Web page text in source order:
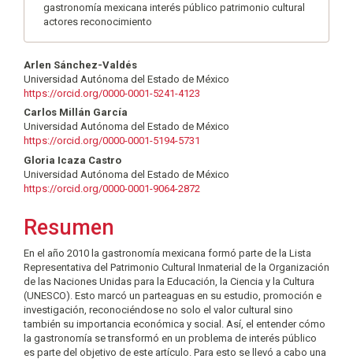
gastronomía mexicana interés público patrimonio cultural
actores reconocimiento
Contenido
principal
del
artículo
Arlen Sánchez-Valdés
Universidad Autónoma del Estado de México
https://orcid.org/0000-0001-5241-4123
Carlos Millán García
Universidad Autónoma del Estado de México
https://orcid.org/0000-0001-5194-5731
Gloria Icaza Castro
Universidad Autónoma del Estado de México
https://orcid.org/0000-0001-9064-2872
Resumen
En el año 2010 la gastronomía mexicana formó parte de la Lista
Representativa del Patrimonio Cultural Inmaterial de la Organización
de las Naciones Unidas para la Educación, la Ciencia y la Cultura
(UNESCO). Esto marcó un parteaguas en su estudio, promoción e
investigación, reconociéndose no solo el valor cultural sino
también su importancia económica y social. Así, el entender cómo
la gastronomía se transformó en un problema de interés público
es parte del objetivo de este artículo. Para esto se llevó a cabo una